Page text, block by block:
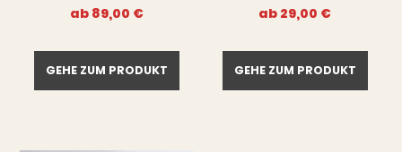
ab 89,00 €
GEHE ZUM PRODUKT
ab 29,00 €
GEHE ZUM PRODUKT